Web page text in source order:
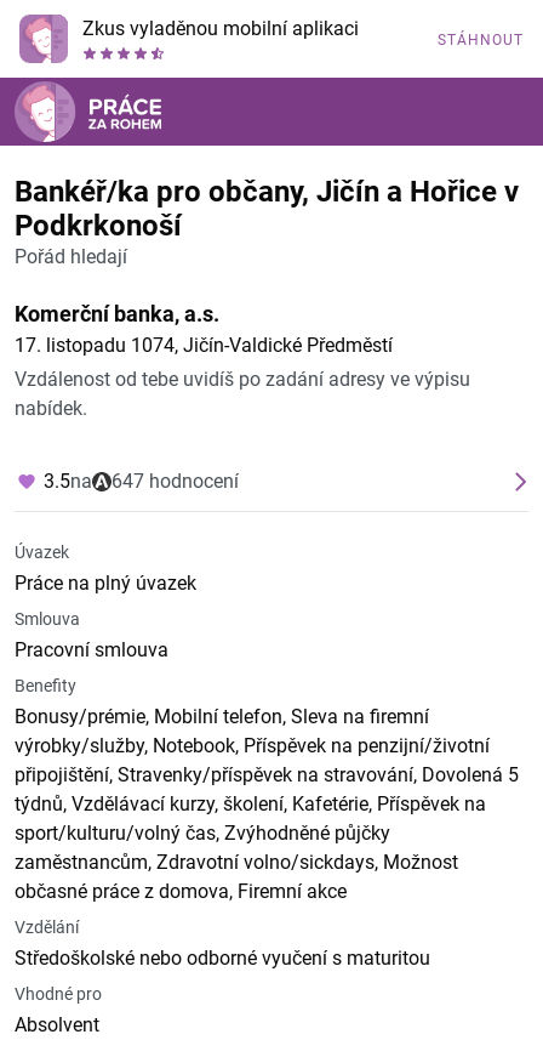
Zkus vyladěnou mobilní aplikaci STÁHNOUT
Bankéř/ka pro občany, Jičín a Hořice v
Podkrkonoší
Pořád hledají
Komerční banka, a.s.
17. listopadu 1074, Jičín-Valdické Předměstí
Vzdálenost od tebe uvidíš po zadání adresy ve výpisu
nabídek.
3.5na 647 hodnocení
Úvazek
Práce na plný úvazek
Smlouva
Pracovní smlouva
Benefity
Bonusy/prémie, Mobilní telefon, Sleva na firemní
výrobky/služby, Notebook, Příspěvek na penzijní/životní
připojištění, Stravenky/příspěvek na stravování, Dovolená 5
týdnů, Vzdělávací kurzy, školení, Kafetérie, Příspěvek na
sport/kulturu/volný čas, Zvýhodněné půjčky
zaměstnancům, Zdravotní volno/sickdays, Možnost
občasné práce z domova, Firemní akce
Vzdělání
Středoškolské nebo odborné vyučení s maturitou
Vhodné pro
Absolvent